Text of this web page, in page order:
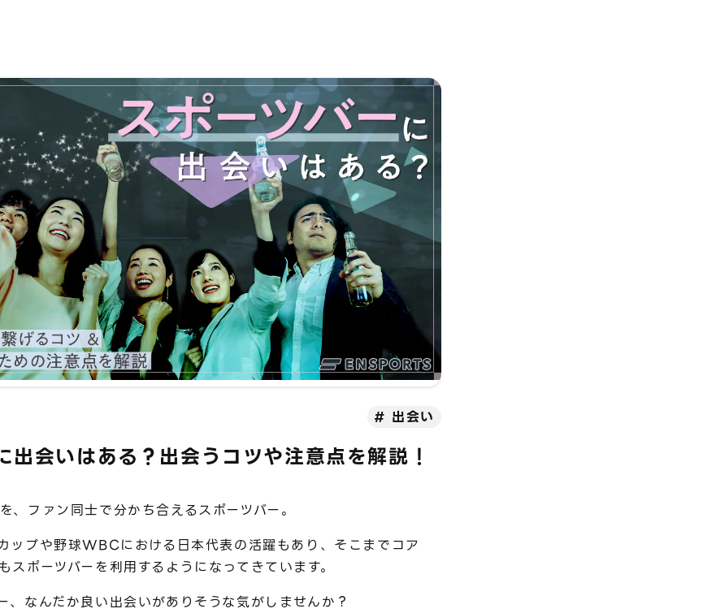
出会い
出会いはある？出会うコツや注意点を解説！
、ファン同士で分かち合えるスポーツバー。
ップや野球WBCにおける日本代表の活躍もあり、そこまでコア
スポーツバーを利用するようになってきています。
、なんだか良い出会いがありそうな気がしませんか？